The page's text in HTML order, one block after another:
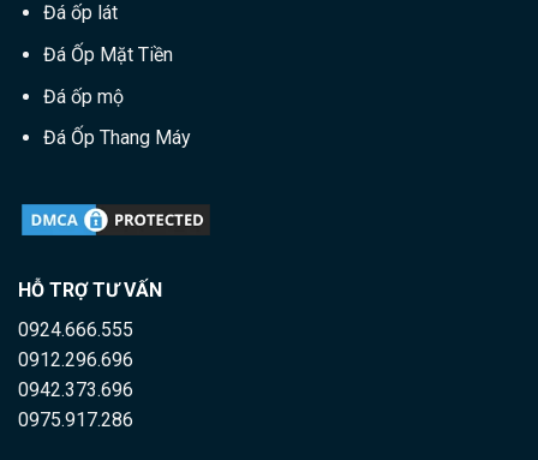
Đá ốp lát
Đá Ốp Mặt Tiền
Đá ốp mộ
Đá Ốp Thang Máy
HỖ TRỢ TƯ VẤN
0924.666.555
0912.296.696
0942.373.696
0975.917.286